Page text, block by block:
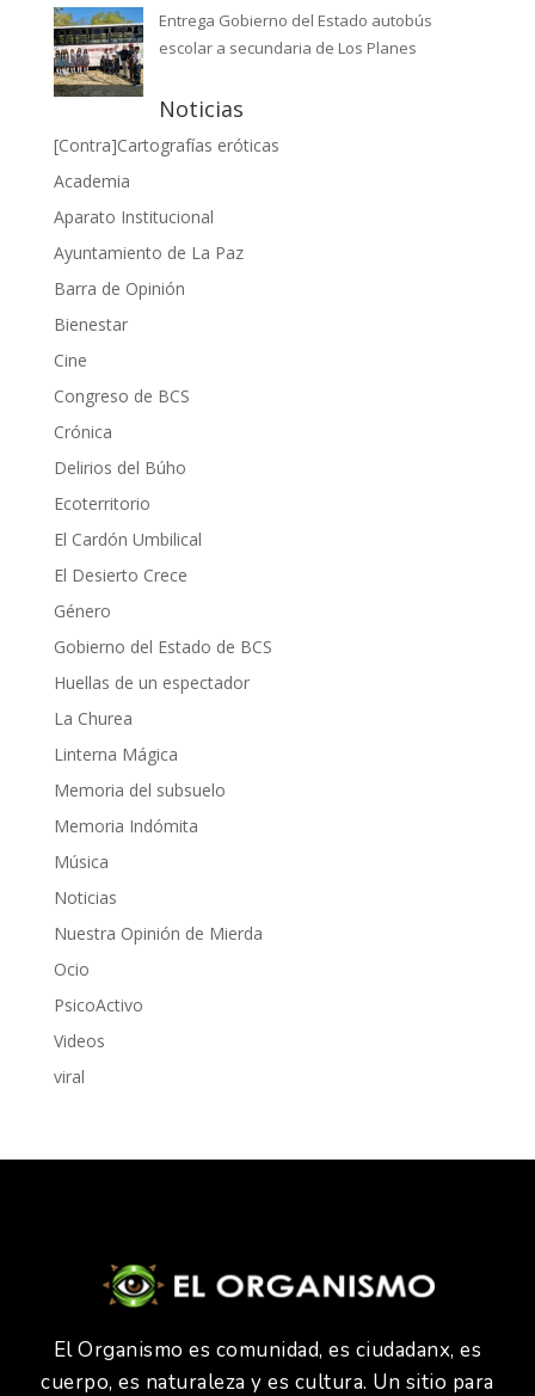
Entrega Gobierno del Estado autobús
escolar a secundaria de Los Planes
Noticias
[Contra]Cartografías eróticas
Academia
Aparato Institucional
Ayuntamiento de La Paz
Barra de Opinión
Bienestar
Cine
Congreso de BCS
Crónica
Delirios del Búho
Ecoterritorio
El Cardón Umbilical
El Desierto Crece
Género
Gobierno del Estado de BCS
Huellas de un espectador
La Churea
Linterna Mágica
Memoria del subsuelo
Memoria Indómita
Música
Noticias
Nuestra Opinión de Mierda
Ocio
PsicoActivo
Videos
viral
El Organismo es comunidad, es ciudadanx, es
cuerpo, es naturaleza y es cultura. Un sitio para